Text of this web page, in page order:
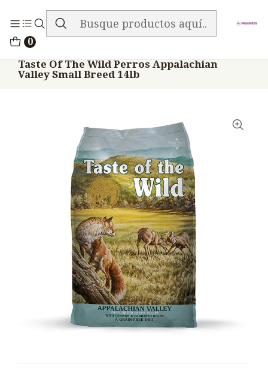
0
ENVIO GRATIS EN TODA LA TIENDA
Inicio
Taste Of The Wild Perros Appalachian
Valley Small Breed 14lb